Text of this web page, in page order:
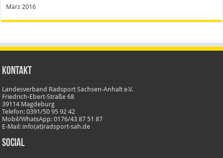
März 2016
Kontakt
Landesverband Radsport Sachsen-Anhalt e.V.
Friedrich-Ebert-Straße 68
39114 Magdeburg
Telefon: 0391/50 95 92 42
Mobil/WhatsApp: 0176/43 87 51 87
E-Mail: info(at)radsport-sah.de
Social